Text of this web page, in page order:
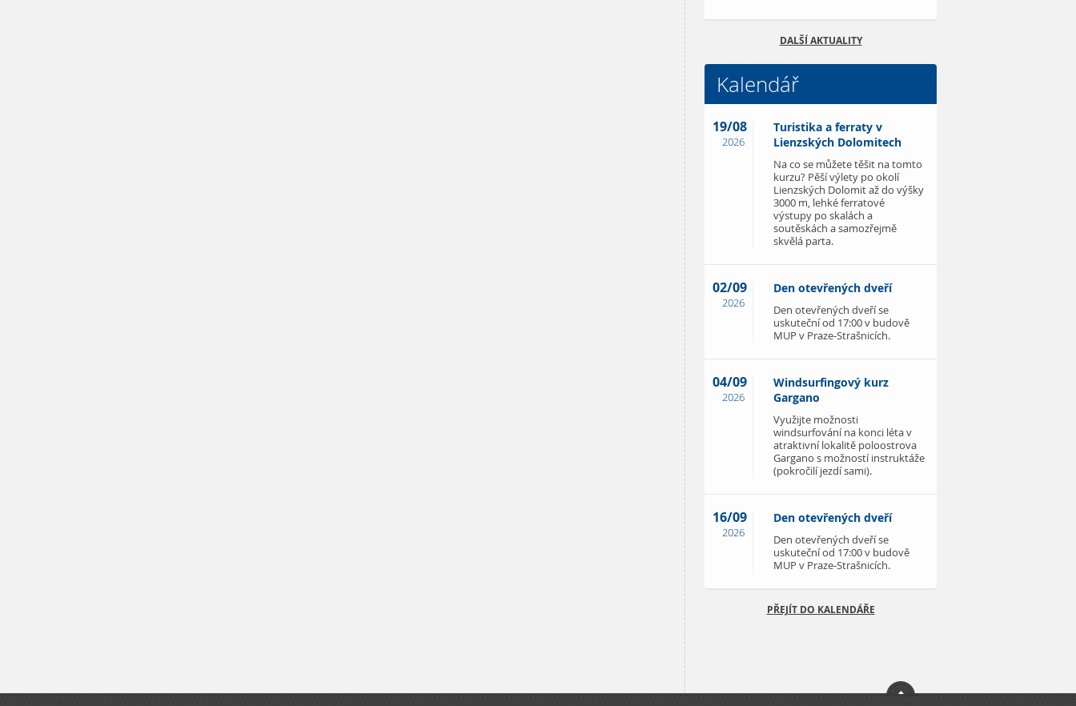
DALŠÍ AKTUALITY
Kalendář
19/08
2026
Turistika a ferraty v
Lienzských Dolomitech
Na co se můžete těšit na tomto
kurzu? Pěší výlety po okolí
Lienzských Dolomit až do výšky
3000 m, lehké ferratové
výstupy po skalách a
soutěskách a samozřejmě
skvělá parta.
02/09
2026
Den otevřených dveří
Den otevřených dveří se
uskuteční od 17:00 v budově
MUP v Praze-Strašnicích.
04/09
2026
Windsurfingový kurz
Gargano
Využijte možnosti
windsurfování na konci léta v
atraktivní lokalitě poloostrova
Gargano s možností instruktáže
(pokročilí jezdí sami).
16/09
2026
Den otevřených dveří
Den otevřených dveří se
uskuteční od 17:00 v budově
MUP v Praze-Strašnicích.
PŘEJÍT DO KALENDÁŘE